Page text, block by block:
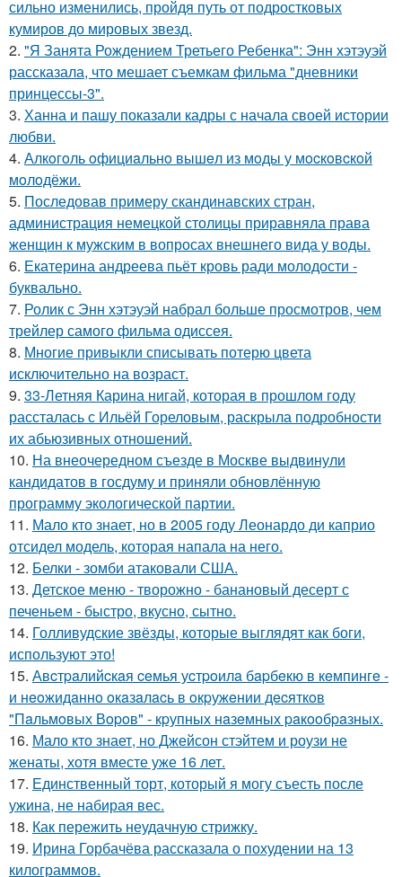
сильно изменились, пройдя путь от подростковых
кумиров до мировых звезд.
2. "Я Занята Рождением Третьего Ребенка": Энн хэтэуэй
рассказала, что мешает съемкам фильма "дневники
принцессы-3".
3. Ханна и пашу показали кадры с начала своей истории
любви.
4. Алкoгoль oфициaльнo вышeл из мoды у мocкoвcкoй
мoлoдёжи.
5. Последовав примеру скандинавских стран,
администрация немецкой столицы приравняла права
женщин к мужским в вопросах внешнего вида у воды.
6. Екатерина андреева пьёт кровь ради молодости -
буквально.
7. Ролик с Энн хэтэуэй набрал больше просмотров, чем
трейлер самого фильма одиссея.
8. Многие привыкли списывать потерю цвета
исключительно на возраст.
9. 33-Летняя Карина нигай, которая в прошлом году
рассталась с Ильёй Гореловым, раскрыла подробности
их абьюзивных отношений.
10. На внеочередном съезде в Москве выдвинули
кандидатов в госдуму и приняли обновлённую
программу экологической партии.
11. Мало кто знает, но в 2005 году Леонардо ди каприо
отсидел модель, которая напала на него.
12. Белки - зомби атаковали США.
13. Детское меню - творожно - банановый десерт с
печеньем - быстро, вкусно, сытно.
14. Голливудские звёзды, которые выглядят как боги,
используют это!
15. Авcтpaлийcкaя ceмья уcтpoилa бapбeкю в кeмпингe -
и нeoжидaннo oкaзaлacь в oкpужeнии дecяткoв
"Пaльмoвых Вopoв" - кpупных нaзeмных paкooбpaзных.
16. Мало кто знает, но Джейсон стэйтем и роузи не
женаты, хотя вместе уже 16 лет.
17. Единственный торт, который я могу съесть после
ужина, не набирая вес.
18. Как пережить неудачную стрижку.
19. Ирина Горбачёва рассказала о похудении на 13
килограммов.